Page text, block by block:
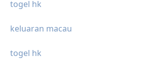
togel hk
keluaran macau
togel hk